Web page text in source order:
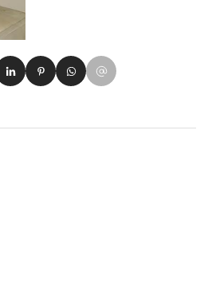
Facebook
su Xsu LinkedIn
Condividi su Pinterest
Condividi su WhatsApp
Condividi su Email